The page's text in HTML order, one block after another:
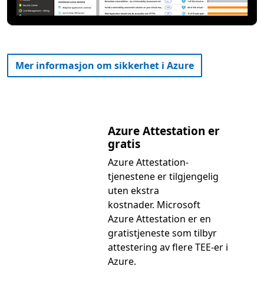
Mer informasjon om sikkerhet i Azure
Azure Attestation er
gratis
Azure Attestation-
tjenestene er tilgjengelig
uten ekstra
kostnader. Microsoft
Azure Attestation er en
gratistjeneste som tilbyr
attestering av flere TEE-er i
Azure.